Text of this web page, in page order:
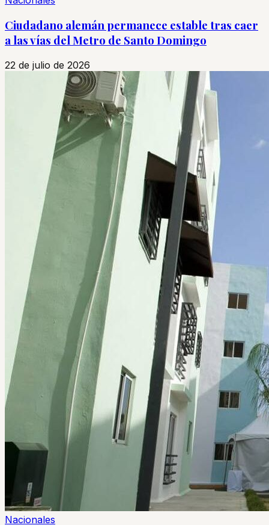
Ciudadano alemán permanece estable tras caer
a las vías del Metro de Santo Domingo
22 de julio de 2026
Nacionales